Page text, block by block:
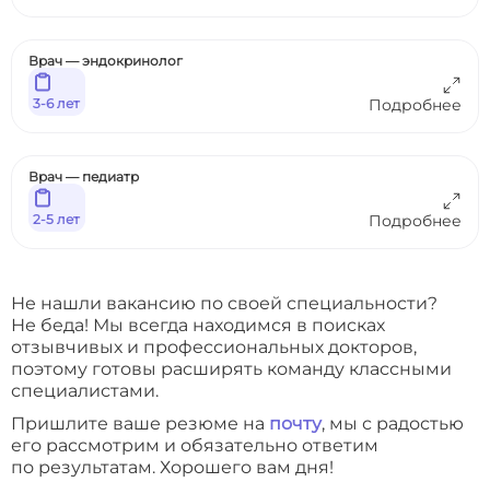
Врач — эндокринолог
Подробнее
3-6 лет
Врач — педиатр
Подробнее
2-5 лет
Не нашли вакансию по своей специальности?
Не беда! Мы всегда находимся в поисках
отзывчивых и профессиональных докторов,
поэтому готовы расширять команду классными
специалистами.
Пришлите ваше резюме на почту, мы с радостью
его рассмотрим и обязательно ответим
по результатам. Хорошего вам дня!